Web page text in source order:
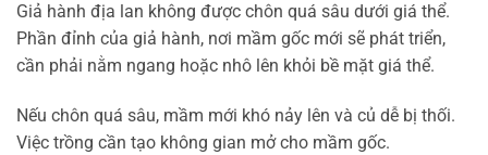
Giả hành địa lan không được chôn quá sâu dưới giá thể.
Phần đỉnh của giả hành, nơi mầm gốc mới sẽ phát triển,
cần phải nằm ngang hoặc nhô lên khỏi bề mặt giá thể.
Nếu chôn quá sâu, mầm mới khó nảy lên và củ dễ bị thối.
Việc trồng cần tạo không gian mở cho mầm gốc.